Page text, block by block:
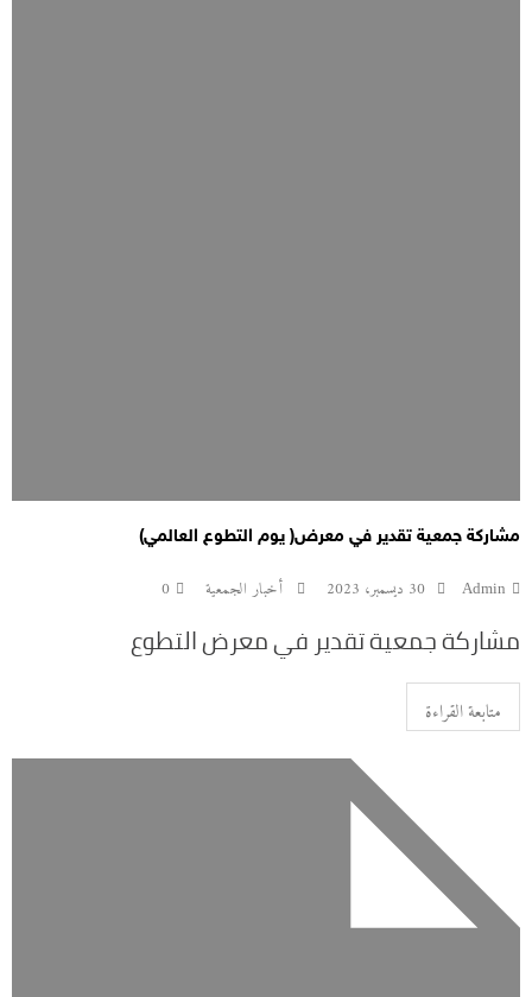
مشاركة جمعية تقدير في معرض( يوم التطوع العالمي)
Admin 30 ديسمبر، 2023 أخبار الجمعية 0
‏مشاركة جمعية تقدير في معرض التطوع
متابعة القراءة